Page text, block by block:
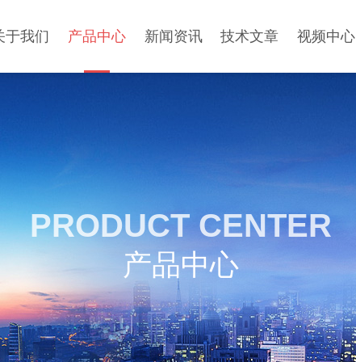
于我们 产品中心 新闻资讯 技术文章 视频中心
PRODUCT CENTER
产品中心